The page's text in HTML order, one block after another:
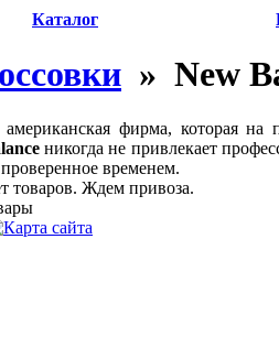
Каталог
» New
фирма, которая на
никогда не привлекает
проверенное временем.
товаров. Ждем привоза.